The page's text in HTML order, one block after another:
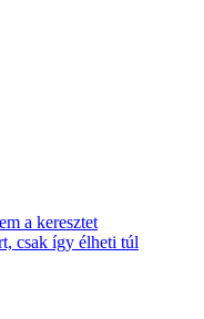
a keresztet
csak így élheti túl